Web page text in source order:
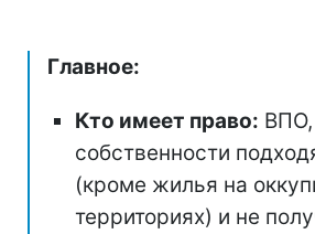
Главное:
Кто имеет право:
собственности
(кроме жилья на
территориях) и не